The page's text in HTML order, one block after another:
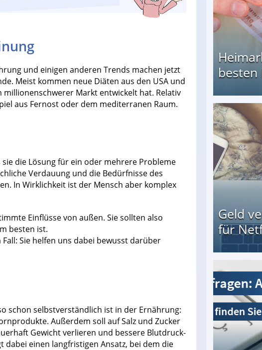
und einigen anderen Trends machen jetzt
Meist kommen neue Diäten aus den USA und
Markt entwickelt hat. Relativ
aus Fernost oder dem mediterranen Raum.
die Lösung für ein oder mehrere Probleme
Verdauung und die Bedürfnisse des
In Wirklichkeit ist der Mensch aber komplex
Einflüsse von außen. Sie sollten also
besten ist.
Sie helfen uns dabei bewusst darüber
schon selbstverständlich ist in der Ernährung:
Außerdem soll auf Salz und Zucker
Gewicht verlieren und bessere Blutdruck-
dabei einen langfristigen Ansatz, bei dem die
besten
Heimarbeit ohne PC: Die besten Heimarbeiten
Geld
für